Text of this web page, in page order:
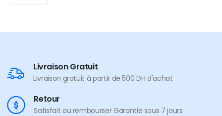
Livraison Gratuit
Livraison gratuit à partir de 500 DH d'achat
Retour
Satisfait ou rembourser Garantie sous 7 jours